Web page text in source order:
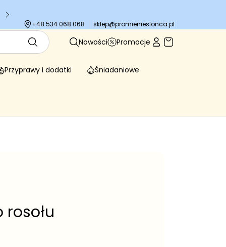
+48 534 068 068
sklep@promienieslonca.pl
Nowości Promocje
Przyprawy i dodatki Śniadaniowe